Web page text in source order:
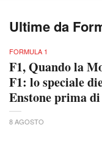
Ultime da
FORMULA 1
F1, Quando la
F1: lo speciale
Enstone prima
8 AGOSTO